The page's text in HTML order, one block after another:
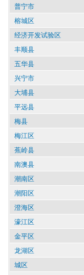
普宁市
榕城区
经济开发试验区
丰顺县
五华县
兴宁市
大埔县
平远县
梅县
梅江区
蕉岭县
南澳县
潮南区
潮阳区
澄海区
濠江区
金平区
龙湖区
城区